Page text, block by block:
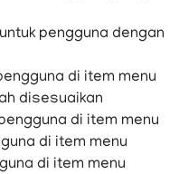
pengguna dengan
di item menu
disesuaikan
di item menu
di item menu
di item menu